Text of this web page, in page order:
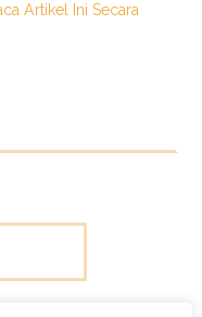
Artikel Ini Secara